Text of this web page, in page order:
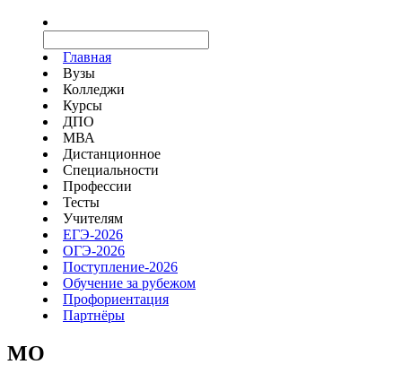
Главная
Вузы
Колледжи
Курсы
ДПО
МВА
Дистанционное
Специальности
Профессии
Тесты
Учителям
ЕГЭ-2026
ОГЭ-2026
Поступление-2026
Обучение за рубежом
Профориентация
Партнёры
MO